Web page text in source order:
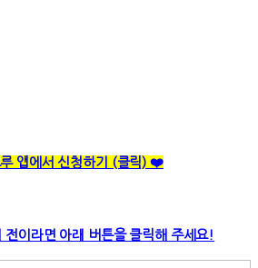
앱에서 신청하기 (클릭) ❤️
전이라면 아래 버튼을 클릭해 주세요!